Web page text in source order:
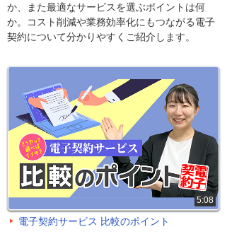
か、また最適なサービスを選ぶポイントは何
か。コスト削減や業務効率化にもつながる電子
契約について分かりやすくご紹介します。
5:08
電子契約サービス 比較のポイント